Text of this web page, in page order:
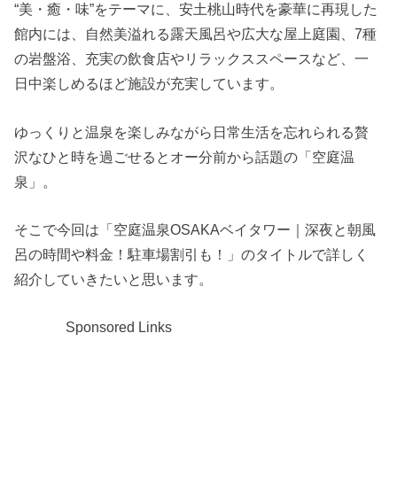
“美・癒・味”をテーマに、安土桃山時代を豪華に再現した
館内には、自然美溢れる露天風呂や広大な屋上庭園、7種
の岩盤浴、充実の飲食店やリラックススペースなど、一
日中楽しめるほど施設が充実しています。
ゆっくりと温泉を楽しみながら日常生活を忘れられる贅
沢なひと時を過ごせるとオー分前から話題の「空庭温
泉」。
そこで今回は「空庭温泉OSAKAベイタワー｜深夜と朝風
呂の時間や料金！駐車場割引も！」のタイトルで詳しく
紹介していきたいと思います。
Sponsored Links